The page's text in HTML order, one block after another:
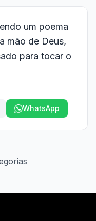
um poema
mão de Deus,
para tocar o
WhatsApp